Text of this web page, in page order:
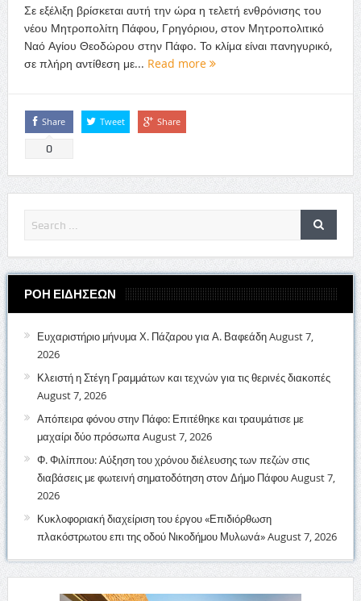
Σε εξέλιξη βρίσκεται αυτή την ώρα η τελετή ενθρόνισης του
νέου Μητροπολίτη Πάφου, Γρηγόριου, στον Μητροπολιτικό
Ναό Αγίου Θεοδώρου στην Πάφο. Το κλίμα είναι πανηγυρικό,
σε πλήρη αντίθεση με... Read more
Share
0
Tweet Share
ΡΟΗ ΕΙΔΗΣΕΩΝ
Ευχαριστήριο μήνυμα Χ. Πάζαρου για Α. ΒαφεάδηAugust 7,
2026
Κλειστή η Στέγη Γραμμάτων και τεχνών για τις θερινές διακοπές
August 7, 2026
Απόπειρα φόνου στην Πάφο: Επιτέθηκε και τραυμάτισε με
μαχαίρι δύο πρόσωπα August 7, 2026
Φ. Φιλίππου: Αύξηση του χρόνου διέλευσης των πεζών στις
διαβάσεις με φωτεινή σηματοδότηση στον Δήμο ΠάφουAugust 7,
2026
Κυκλοφοριακή διαχείριση του έργου «Επιδιόρθωση
πλακόστρωτου επι της οδού Νικοδήμου Μυλωνά»August 7, 2026